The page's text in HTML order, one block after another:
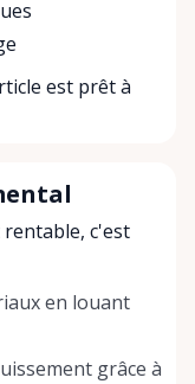
est prêt à
c'est
en louant
grâce à